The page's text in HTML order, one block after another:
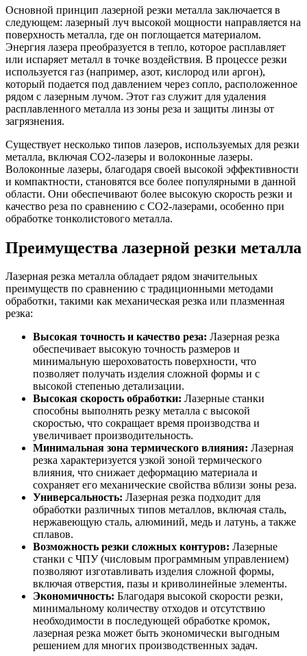
Основной принцип лазерной резки металла заключается в
следующем: лазерный луч высокой мощности направляется на
поверхность металла, где он поглощается материалом.
Энергия лазера преобразуется в тепло, которое расплавляет
или испаряет металл в точке воздействия. В процессе резки
используется газ (например, азот, кислород или аргон),
который подается под давлением через сопло, расположенное
рядом с лазерным лучом. Этот газ служит для удаления
расплавленного металла из зоны реза и защиты линзы от
загрязнения.
Существует несколько типов лазеров, используемых для резки
металла, включая CO2-лазеры и волоконные лазеры.
Волоконные лазеры, благодаря своей высокой эффективности
и компактности, становятся все более популярными в данной
области. Они обеспечивают более высокую скорость резки и
качество реза по сравнению с CO2-лазерами, особенно при
обработке тонколистового металла.
Преимущества лазерной резки металла
Лазерная резка металла обладает рядом значительных
преимуществ по сравнению с традиционными методами
обработки, такими как механическая резка или плазменная
резка:
Высокая точность и качество реза: Лазерная резка
обеспечивает высокую точность размеров и
минимальную шероховатость поверхности, что
позволяет получать изделия сложной формы и с
высокой степенью детализации.
Высокая скорость обработки: Лазерные станки
способны выполнять резку металла с высокой
скоростью, что сокращает время производства и
увеличивает производительность.
Минимальная зона термического влияния: Лазерная
резка характеризуется узкой зоной термического
влияния, что снижает деформацию материала и
сохраняет его механические свойства вблизи зоны реза.
Универсальность: Лазерная резка подходит для
обработки различных типов металлов, включая сталь,
нержавеющую сталь, алюминий, медь и латунь, а также
сплавов.
Возможность резки сложных контуров: Лазерные
станки с ЧПУ (числовым программным управлением)
позволяют изготавливать изделия сложной формы,
включая отверстия, пазы и криволинейные элементы.
Экономичность: Благодаря высокой скорости резки,
минимальному количеству отходов и отсутствию
необходимости в последующей обработке кромок,
лазерная резка может быть экономически выгодным
решением для многих производственных задач.